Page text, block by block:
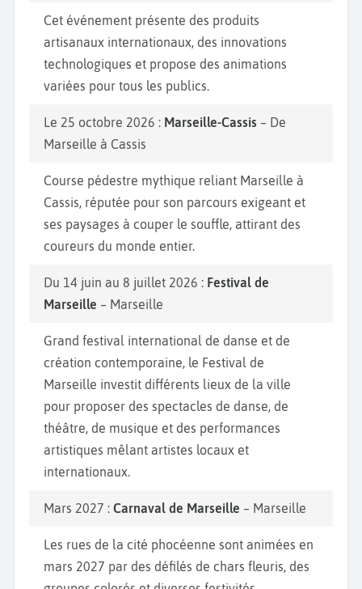
Cet événement présente des produits
artisanaux internationaux, des innovations
technologiques et propose des animations
variées pour tous les publics.
Le 25 octobre 2026 : Marseille-Cassis – De
Marseille à Cassis
Course pédestre mythique reliant Marseille à
Cassis, réputée pour son parcours exigeant et
ses paysages à couper le souffle, attirant des
coureurs du monde entier.
Du 14 juin au 8 juillet 2026 : Festival de
Marseille – Marseille
Grand festival international de danse et de
création contemporaine, le Festival de
Marseille investit différents lieux de la ville
pour proposer des spectacles de danse, de
théâtre, de musique et des performances
artistiques mêlant artistes locaux et
internationaux.
Mars 2027 : Carnaval de Marseille – Marseille
Les rues de la cité phocéenne sont animées en
mars 2027 par des défilés de chars fleuris, des